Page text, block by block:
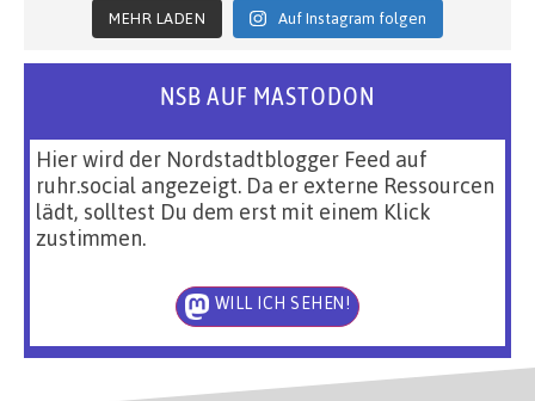
MEHR LADEN Auf Instagram folgen
NSB AUF MASTODON
Hier wird der Nordstadtblogger Feed auf
ruhr.social angezeigt. Da er externe Ressourcen
lädt, solltest Du dem erst mit einem Klick
zustimmen.
WILL ICH SEHEN!